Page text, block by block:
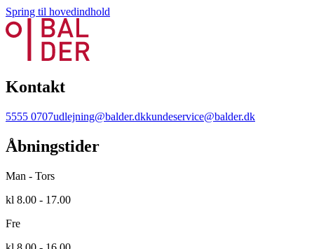
Spring til hovedindhold
Kontakt
5555 0707udlejning@balder.dkkundeservice@balder.dk
Åbningstider
Man - Tors
kl 8.00 - 17.00
Fre